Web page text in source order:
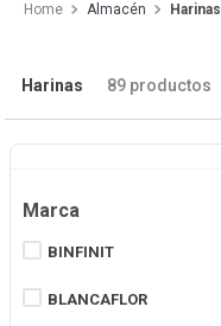
Almacén Harinas
Harinas 89 productos
Marca
BINFINIT
BLANCAFLOR